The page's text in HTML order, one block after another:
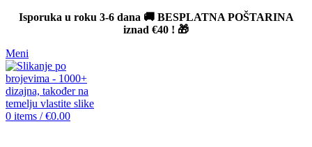
Isporuka u roku 3-6 dana 🚚 BESPLATNA POŠTARINA
iznad €40 ! 🎁
Meni
0 items / €0.00